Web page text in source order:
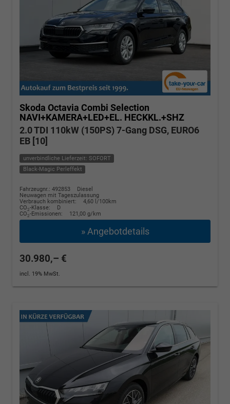
Skoda Octavia Combi Selection
NAVI+KAMERA+LED+EL. HECKKL.+SHZ
2.0 TDI 110kW (150PS) 7-Gang DSG, EURO6
EB [10]
unverbindliche Lieferzeit: SOFORT
Black-Magic Perleffekt
Fahrzeugnr.: 492853
Diesel
Neuwagen mit Tageszulassung
Verbrauch kombiniert:
4,60 l/100km
CO2-Klasse:
D
CO2-Emissionen: 121,00 g/km
» Angebotdetails
30.980,– €
incl. 19% MwSt.